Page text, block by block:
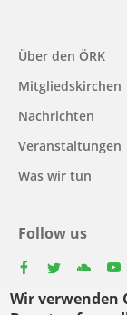
Wir verwenden
Main
navigation
Über den ÖRK
Mitgliedskirchen
Nachrichten
Veranstaltungen
Was wir tun
Follow us